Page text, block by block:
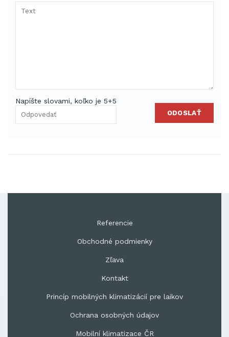
Napíšte slovami, koľko je 5+5
ODOSLAŤ
Referencie
Obchodné podmienky
Zľava
Kontakt
Princíp mobilných klimatizácií pre laikov
Ochrana osobných údajov
Mobilní klimatizace ČR